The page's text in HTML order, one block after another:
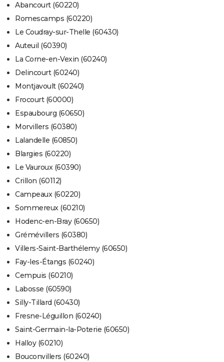
Abancourt (60220)
Romescamps (60220)
Le Coudray-sur-Thelle (60430)
Auteuil (60390)
La Corne-en-Vexin (60240)
Delincourt (60240)
Montjavoult (60240)
Frocourt (60000)
Espaubourg (60650)
Morvillers (60380)
Lalandelle (60850)
Blargies (60220)
Le Vauroux (60390)
Crillon (60112)
Campeaux (60220)
Sommereux (60210)
Hodenc-en-Bray (60650)
Grémévillers (60380)
Villers-Saint-Barthélemy (60650)
Fay-les-Étangs (60240)
Cempuis (60210)
Labosse (60590)
Silly-Tillard (60430)
Fresne-Léguillon (60240)
Saint-Germain-la-Poterie (60650)
Halloy (60210)
Bouconvillers (60240)